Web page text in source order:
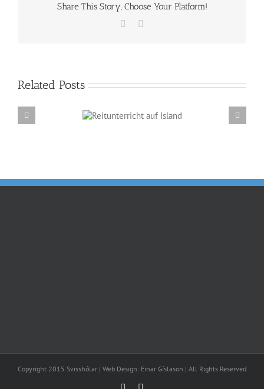
Share This Story, Choose Your Platform!
Facebook
Related Posts
auf
Erzählabende mit Eve Barmettler und Ewald
Copyright 2015 Svisshólar | Web Design: Einar Gíslason | All Rights Reserved
Facebook